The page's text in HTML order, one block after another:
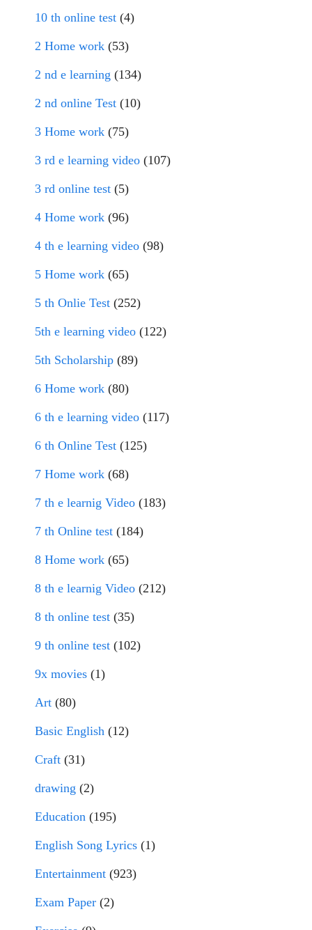
10 th online test (4)
2 Home work (53)
2 nd e learning (134)
2 nd online Test (10)
3 Home work (75)
3 rd e learning video (107)
3 rd online test (5)
4 Home work (96)
4 th e learning video (98)
5 Home work (65)
5 th Onlie Test (252)
5th e learning video (122)
5th Scholarship (89)
6 Home work (80)
6 th e learning video (117)
6 th Online Test (125)
7 Home work (68)
7 th e learnig Video (183)
7 th Online test (184)
8 Home work (65)
8 th e learnig Video (212)
8 th online test (35)
9 th online test (102)
9x movies (1)
Art (80)
Basic English (12)
Craft (31)
drawing (2)
Education (195)
English Song Lyrics (1)
Entertainment (923)
Exam Paper (2)